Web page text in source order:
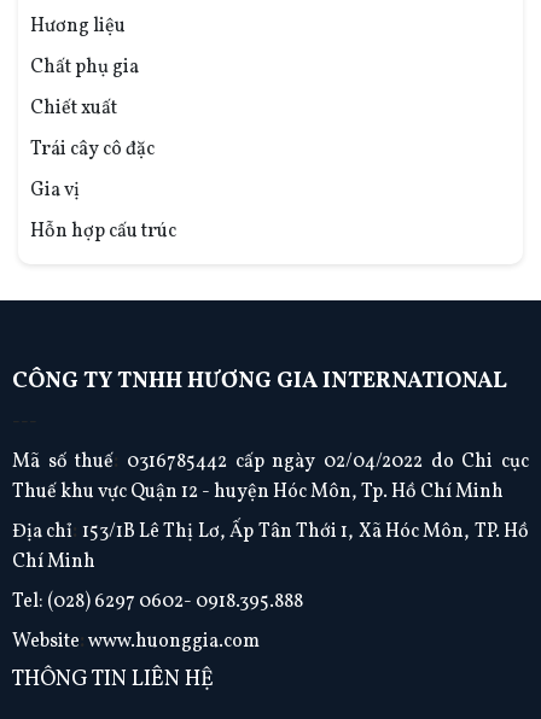
Hương liệu
Chất phụ gia
Chiết xuất
Trái cây cô đặc
Gia vị
Hỗn hợp cấu trúc
CÔNG TY TNHH HƯƠNG GIA INTERNATIONAL
---
Mã số thuế: 0316785442 cấp ngày 02/04/2022 do Chi cục
Thuế khu vực Quận 12 - huyện Hóc Môn, Tp. Hồ Chí Minh
Địa chỉ: 153/1B Lê Thị Lơ, Ấp Tân Thới 1, Xã Hóc Môn, TP. Hồ
Chí Minh
Tel: (028) 6297 0602- 0918.395.888
Website:www.huonggia.com
THÔNG TIN LIÊN HỆ